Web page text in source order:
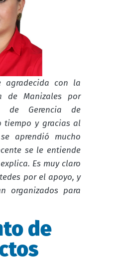
agradecida con la
de Manizales por
de Gerencia de
tiempo y gracias al
aprendió mucho
se le entiende
Es muy claro
por el apoyo, y
organizados para
de